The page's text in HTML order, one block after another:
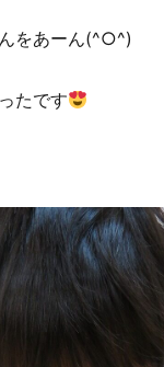
をあーん(^○^)
たです